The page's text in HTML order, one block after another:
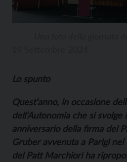
Lo spunto
Quest’anno, in occasione
dell’Autonomia che si
anniversario della firma del
Gruber avvenuta a Parigi
del Patt Marchiori ha